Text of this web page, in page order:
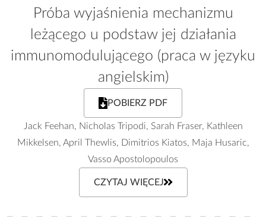
Próba wyjaśnienia mechanizmu
leżącego u podstaw jej działania
immunomodulującego (praca w języku
angielskim)
POBIERZ PDF
Jack Feehan, Nicholas Tripodi, Sarah Fraser, Kathleen
Mikkelsen, April Thewlis, Dimitrios Kiatos, Maja Husaric,
Vasso Apostolopoulos
CZYTAJ WIĘCEJ